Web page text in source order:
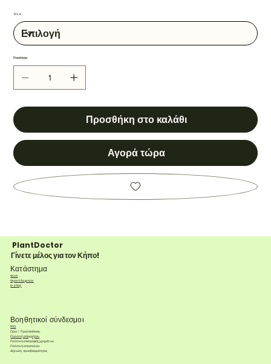
Size
Ποσότητα
Προσθήκη στο καλάθι
Αγορά τώρα
PlantDoctor
Γίνετε μέλος για τον Κήπο!
Κατάστημα
Φυτά
Φροντίδα φυτών
e-shop
Βοηθητικοί σύνδεσμοι
FAQ
Όροι & Προϋποθέσεις
Πολιτική απορρήτου
Πολιτική επιστροφής χρημάτων
Πολιτική αποστολών
Δήλωση προσβασιμότητας